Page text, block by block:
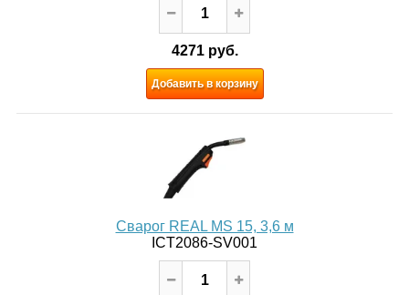
4271 руб.
Добавить в корзину
Сварог REAL MS 15, 3,6 м
ICT2086-SV001